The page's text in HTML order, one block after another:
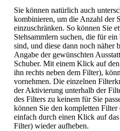
Sie können natürlich auch
kombinieren, um die Anzahl der
einzuschränken. So können Sie
Stehsammlern suchen, die für
sind, und diese dann noch näher
Angabe der gewünschten
Schuber. Mit einem Klick auf
ihn rechts neben dem Filter),
vornehmen. Die einzelnen
der Aktivierung unterhalb der
des Filters zu keinem für Sie
können Sie den kompletten Filter
einfach durch einen Klick auf
Filter) wieder aufheben.